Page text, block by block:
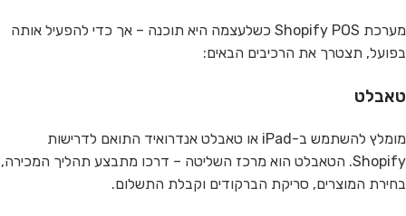
מערכת Shopify POS כשלעצמה היא תוכנה – אך כדי להפעיל אותה
בפועל, תצטרך את הרכיבים הבאים:
טאבלט
מומלץ להשתמש ב-iPad או טאבלט אנדרואיד התואם לדרישות
Shopify. הטאבלט הוא מרכז השליטה – דרכו מתבצע תהליך המכירה,
בחירת המוצרים, סריקת הברקודים וקבלת התשלום.